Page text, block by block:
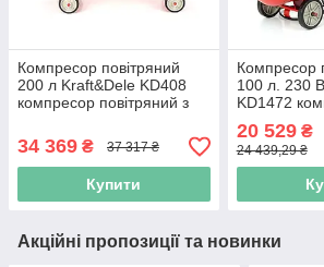
Компресор повітряний
200 л Kraft&Dele KD408
компресор повітряний з
34 369 ₴ 37 317 ₴
Купити
Компресор
100 л. 230
KD1472
20 529₴
24 439,29 ₴
Акційні пропозиції та новинки